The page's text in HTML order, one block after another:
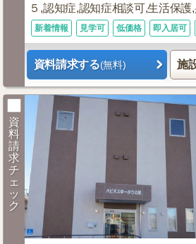
５,認知症,認知症相談可,生活保護
新着情報 見学可 低価格 即入居可
資料請求する(無料) 施
資
料
請
求
チ
ェ
ッ
ク